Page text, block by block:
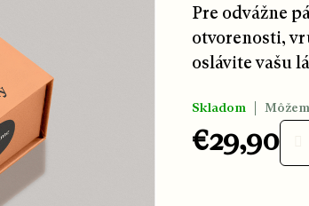
je
4,6
z
hviezdičiek.
Pre odvážne
otvorenosti,
oslávite vašu
Skladom
€29,90
Jednotková cena: